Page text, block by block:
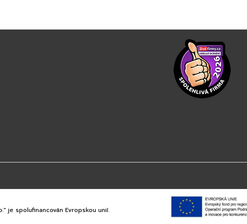
je spolufinancován Evropskou unií.